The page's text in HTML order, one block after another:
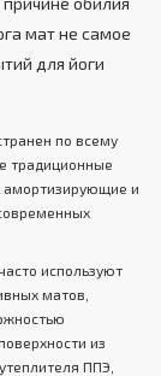
мат не самое
для йоги
по всему
традиционные
амортизирующие и
используют
матов,
из
ППЭ,